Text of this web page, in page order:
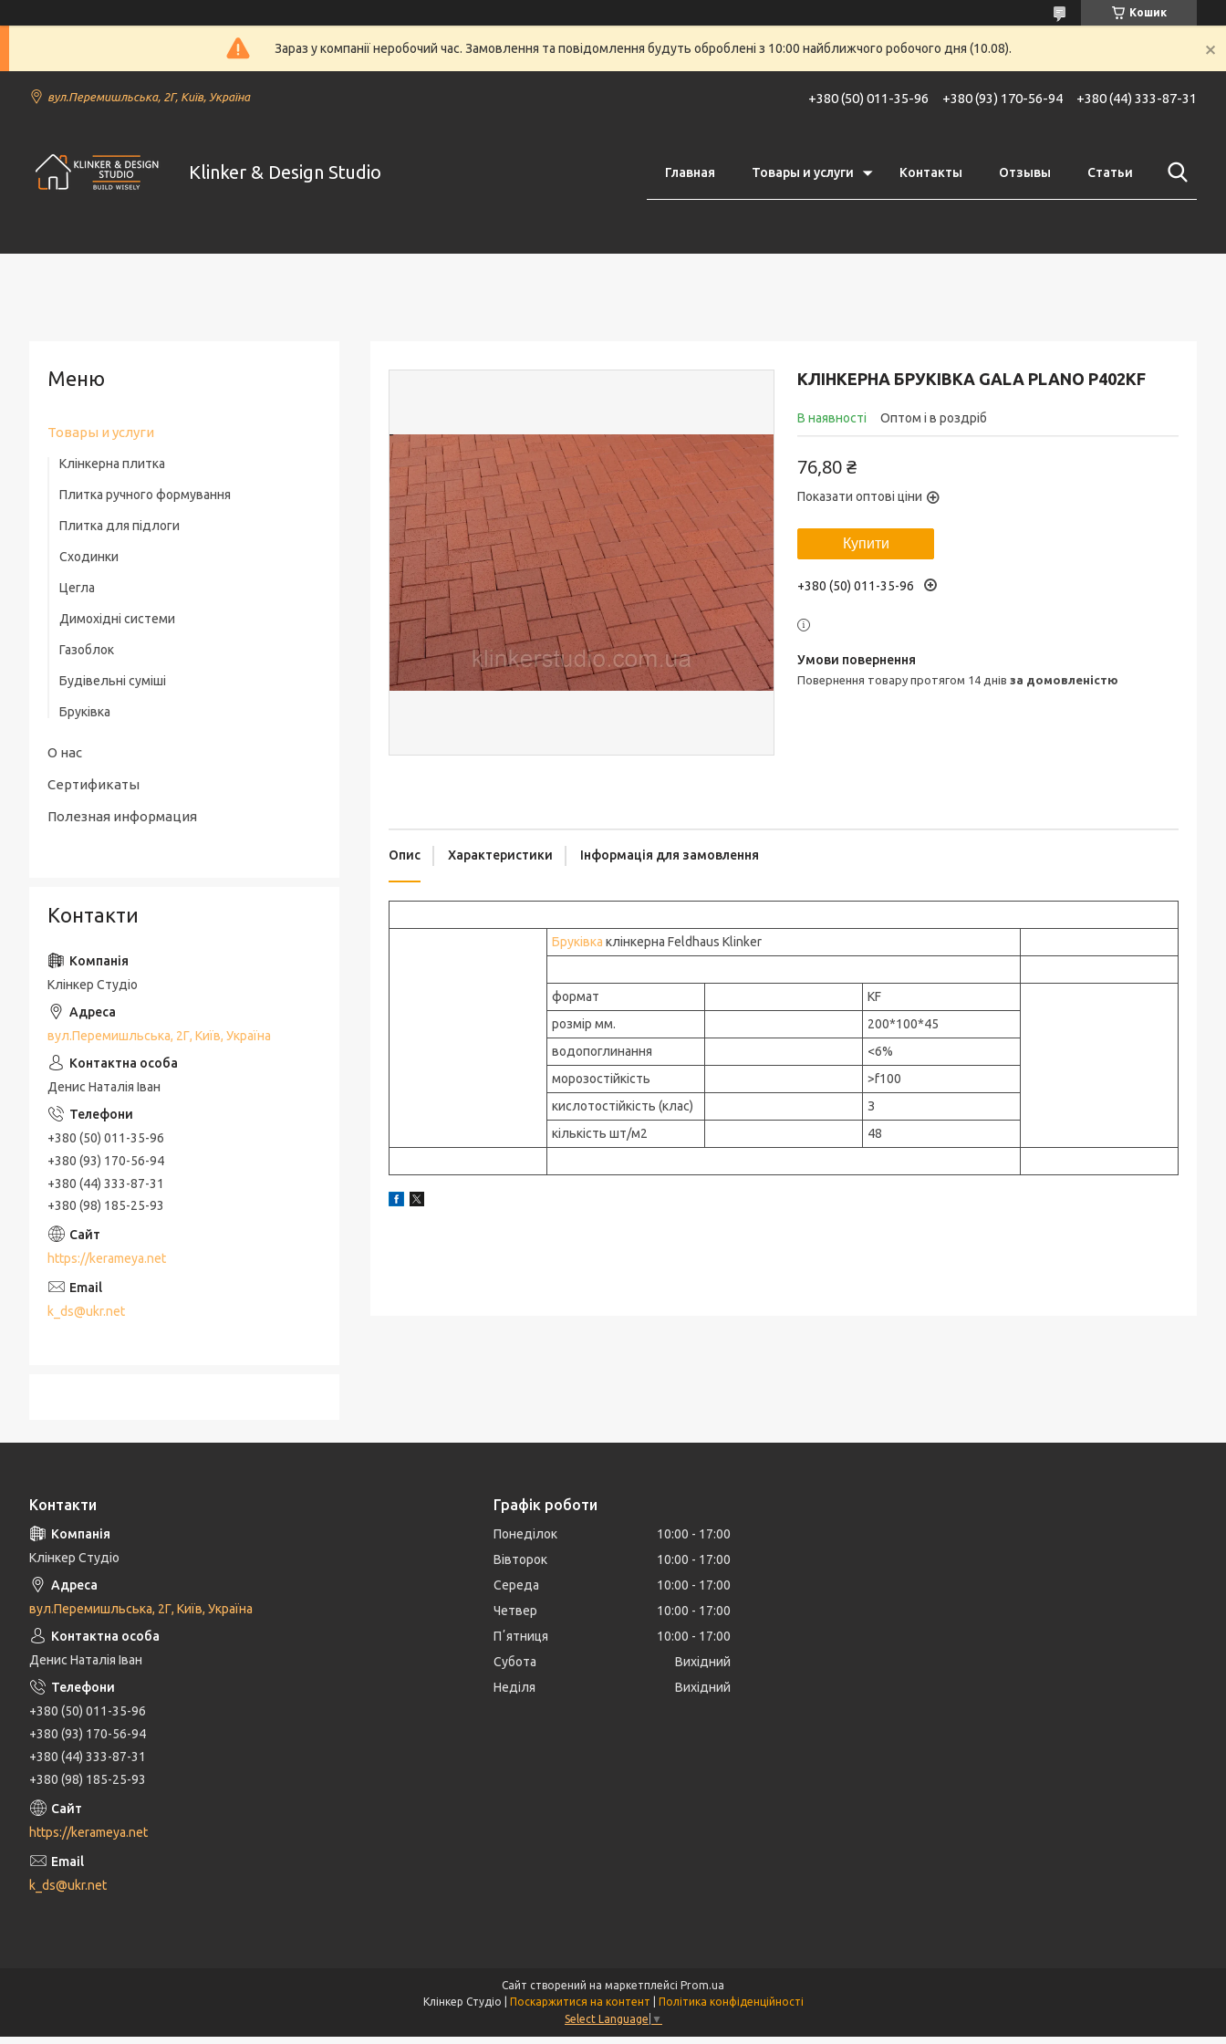
Кошик
Зараз у компанії неробочий час. Замовлення та повідомлення будуть оброблені з 10:00 найближчого робочого дня (10.08).
вул.Перемишльська, 2Г, Київ, Україна +380 (50) 011-35-96 +380 (93) 170-56-94 +380 (44) 333-87-31
Klinker & Design Studio Главная Товары и услуги Контакты Отзывы Статьи
КЛІНКЕРНА БРУКІВКА GALA PLANO P402KF
В наявності Оптом і в роздріб
76,80 ₴
Показати оптові ціни
Купити
+380 (50) 011-35-96
повернення товару протягом 14 днів за домовленістю
Опис Характеристики Інформація для замовлення
Бруківка клінкерна Feldhaus Klinker
формат
KF
розмір мм.
200*100*45
водопоглинання
<6%
морозостійкість
>f100
кислотостійкість (клас)
З
кількість шт/м2
48
Товары и услуги
Клінкерна плитка
Плитка ручного формування
Плитка для підлоги
Сходинки
Цегла
Димохідні системи
Газоблок
Будівельні суміші
Бруківка
О нас
Сертификаты
Полезная информация
Контакти
Клінкер Студіо
вул.Перемишльська, 2Г, Київ, Україна
Денис Наталія Іван
+380 (50) 011-35-96
+380 (93) 170-56-94
+380 (44) 333-87-31
+380 (98) 185-25-93
https://kerameya.net
k_ds@ukr.net
Контакти
Клінкер Студіо
вул.Перемишльська, 2Г, Київ, Україна
Денис Наталія Іван
+380 (50) 011-35-96
+380 (93) 170-56-94
+380 (44) 333-87-31
+380 (98) 185-25-93
https://kerameya.net
k_ds@ukr.net
Графік роботи
Понеділок 10:00
17:00
Вівторок
10:00
17:00
Середа
10:00
17:00
Четвер
10:00
17:00
Пʼятниця
10:00
17:00
Субота
Вихідний
Неділя
Вихідний
Сайт створений на маркетплейсі Prom.ua
Поскаржитися на контент
Політика конфіденційності
Select Language ▼